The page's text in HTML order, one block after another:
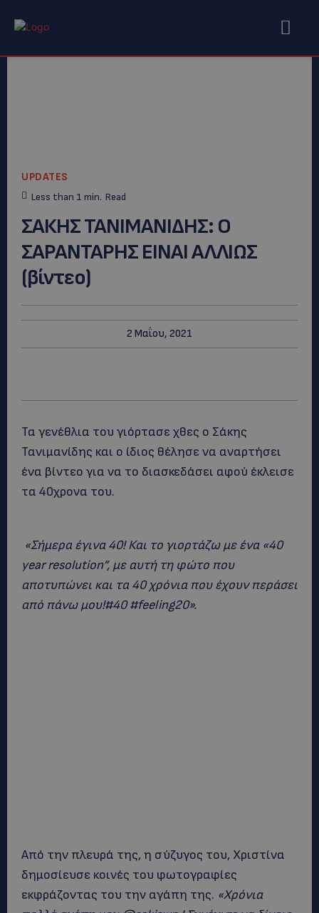
UPDATES
Less than 1 min. Read
ΣΑΚΗΣ ΤΑΝΙΜΑΝΙΔΗΣ: Ο
ΣΑΡΑΝΤΑΡΗΣ ΕΙΝΑΙ ΑΛΛΙΩΣ
(βίντεο)
2 Μαΐου, 2021
Τα γενέθλια του γιόρτασε χθες ο Σάκης
Τανιμανίδης και ο ίδιος θέλησε να αναρτήσει
ένα βίντεο για να το διασκεδάσει αφού έκλεισε
τα 40χρονα του.
«Σήμερα έγινα 40! Και το γιορτάζω με ένα «40
year resolution”, με αυτή τη φώτο που
αποτυπώνει και τα 40 χρόνια που έχουν περάσει
από πάνω μου!#40 #feeling20».
Από την πλευρά της, η σύζυγος του, Χριστίνα
δημοσίευσε κοινές του φωτογραφίες
εκφράζοντας του την αγάπη της. «Χρόνια